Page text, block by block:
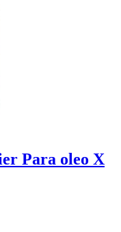
Para oleo X